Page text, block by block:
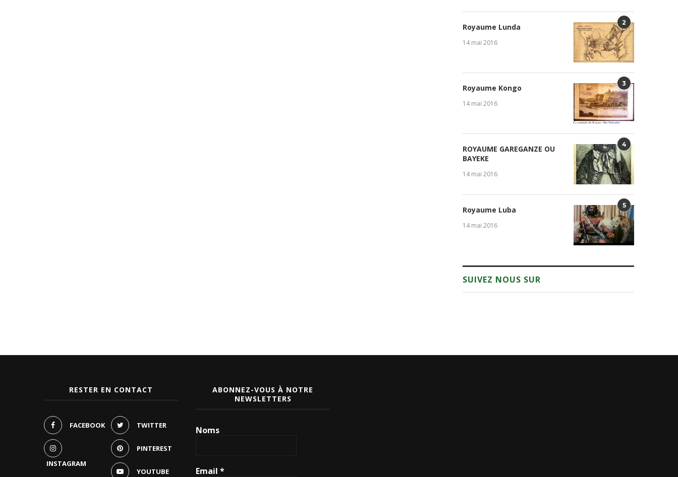
2
Royaume Lunda
14 mai 2016
3
Royaume Kongo
14 mai 2016
4
ROYAUME GAREGANZE OU
BAYEKE
14 mai 2016
5
Royaume Luba
14 mai 2016
SUIVEZ NOUS SUR
RESTER EN CONTACT
FACEBOOK TWITTER
INSTAGRAM
PINTEREST
YOUTUBE
ABONNEZ-VOUS À NOTRE
NEWSLETTERS
Noms
Email*